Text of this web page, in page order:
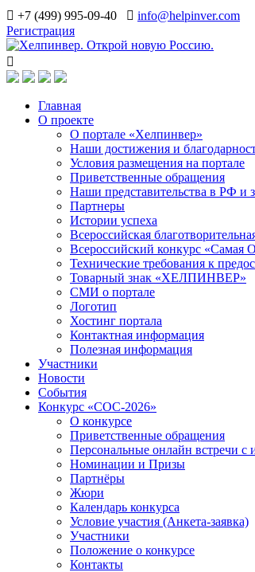
+7 (499) 995-09-40
info@helpinver.com
Регистрация
Главная
О проекте
О портале «Хелпинвер»
Наши достижения и
Условия размещения на портале
Приветственные обращения
Наши представительства в РФ и
Партнеры
Истории успеха
Всероссийская
Всероссийский конкурс «Самая
Технические требования к
Товарный знак «ХЕЛПИНВЕР»
СМИ о портале
Логотип
Хостинг портала
Контактная информация
Полезная информация
Участники
Новости
События
Конкурс «СОС-2026»
О конкурсе
Приветственные обращения
Персональные онлайн встречи
Номинации и Призы
Партнёры
Жюри
Календарь конкурса
Условие участия (Анкета-заявка)
Участники
Положение о конкурсе
Контакты